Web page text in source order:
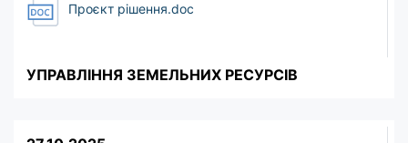
Проєкт рішення.doc
УПРАВЛІННЯ ЗЕМЕЛЬНИХ РЕСУРСІВ